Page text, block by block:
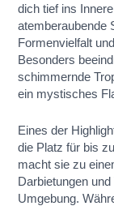
dich tief ins
atemberaubende
Formenvielfalt
Besonders
schimmernde
ein mystisches
Eines der
die Platz für bis
macht sie zu
Darbietungen
Umgebung.